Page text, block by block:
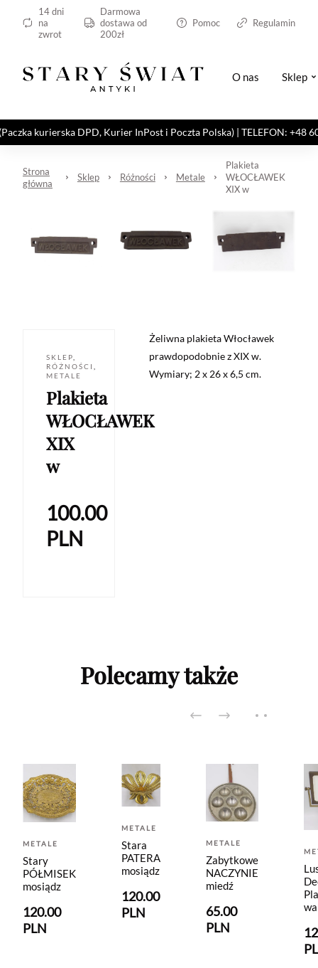
14 dni
na
zwrot
Darmowa
dostawa od
200zł
Pomoc Regulamin
O nas Sklep
kurierska DPD, Kurier InPost i Poczta Polska) | TELEFON: +48
Strona
główna
Sklep Różności Metale
Plakieta
WŁOCŁAWEK
XIX w
SKLEP
RÓŻNOŚCI
METALE
Plakieta
WŁOCŁAWEK
XIX
w
100.00
PLN
Żeliwna plakieta Włocławek
prawdopodobnie z XIX w.
Wymiary; 2 x 26 x 6,5 cm.
Polecamy także
METALE
Stary
PÓŁMISEK
mosiądz
120.00
PLN
METALE
Stara
PATERA
mosiądz
120.00
PLN
METALE
Zabytkowe
NACZYNIE
miedź
65.00
PLN